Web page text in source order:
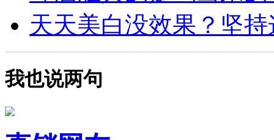
天天美白没效果？坚持
我也说两句